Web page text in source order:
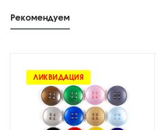
Рекомендуем
ЛИКВИДАЦИЯ